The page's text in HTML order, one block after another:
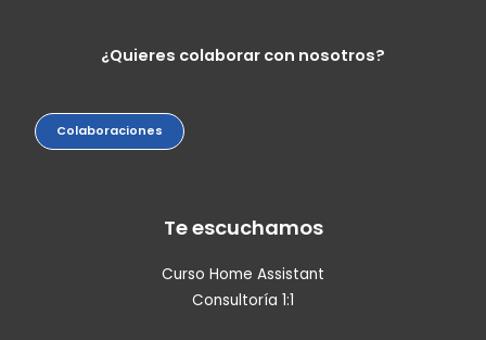
¿Quieres colaborar con nosotros?
Colaboraciones
Te escuchamos
Curso Home Assistant
Consultoría 1:1